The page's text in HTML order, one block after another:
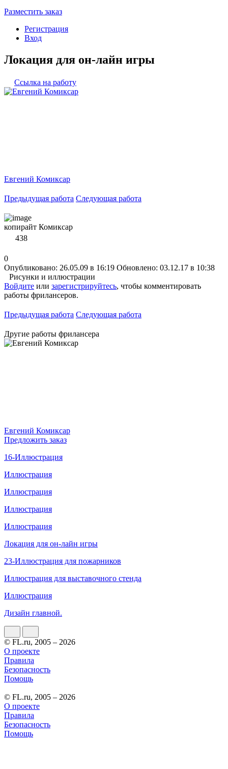
Разместить заказ
Регистрация
Вход
Локация для он-лайн игры
Ссылка на работу
Евгений Комиксар
Предыдущая работа Следующая работа
копирайт Комиксар
438
0
Опубликовано: 26.05.09 в 16:19 Обновлено: 03.12.17 в 10:38
Рисунки и иллюстрации
Войдите или зарегистрируйтесь, чтобы комментировать
работы фрилансеров.
Предыдущая работа Следующая работа
Другие работы фрилансера
Евгений Комиксар
Предложить заказ
16-Иллюстрация
Иллюстрация
Иллюстрация
Иллюстрация
Иллюстрация
Локация для он-лайн игры
23-Иллюстрация для пожарников
Иллюстрация для выставочного стенда
Иллюстрация
Дизайн главной.
© FL.ru, 2005 – 2026
О проекте
Правила
Безопасность
Помощь
© FL.ru, 2005 – 2026
О проекте
Правила
Безопасность
Помощь